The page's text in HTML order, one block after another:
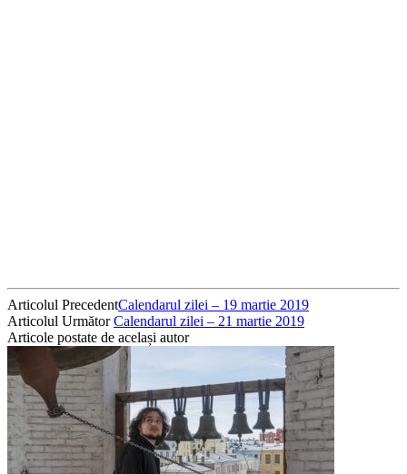
Articolul PrecedentCalendarul zilei – 19 martie 2019
Articolul UrmătorCalendarul zilei – 21 martie 2019
Articole postate de același autor